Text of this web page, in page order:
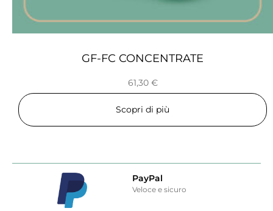
GF-FC CONCENTRATE
61,30 €
Scopri di più
PayPal
Veloce e sicuro